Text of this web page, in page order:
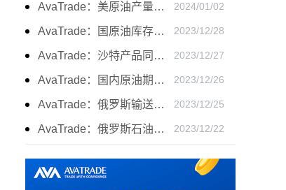
AvaTrade：美原油产量下降，原油期货价格下跌 2024/01/02
AvaTrade：国原油库存的增加，原油期货开盘价格上涨 2023/12/28
AvaTrade：沙特产品同比下降，国际油价收涨 2023/12/27
AvaTrade：国内原油期货开盘上涨，布伦特原油上涨 2023/12/26
AvaTrade：俄罗斯输送石油，原油期货主力合约价格下跌 2023/12/25
AvaTrade：俄罗斯石油出口增长，原油收跌 2023/12/22